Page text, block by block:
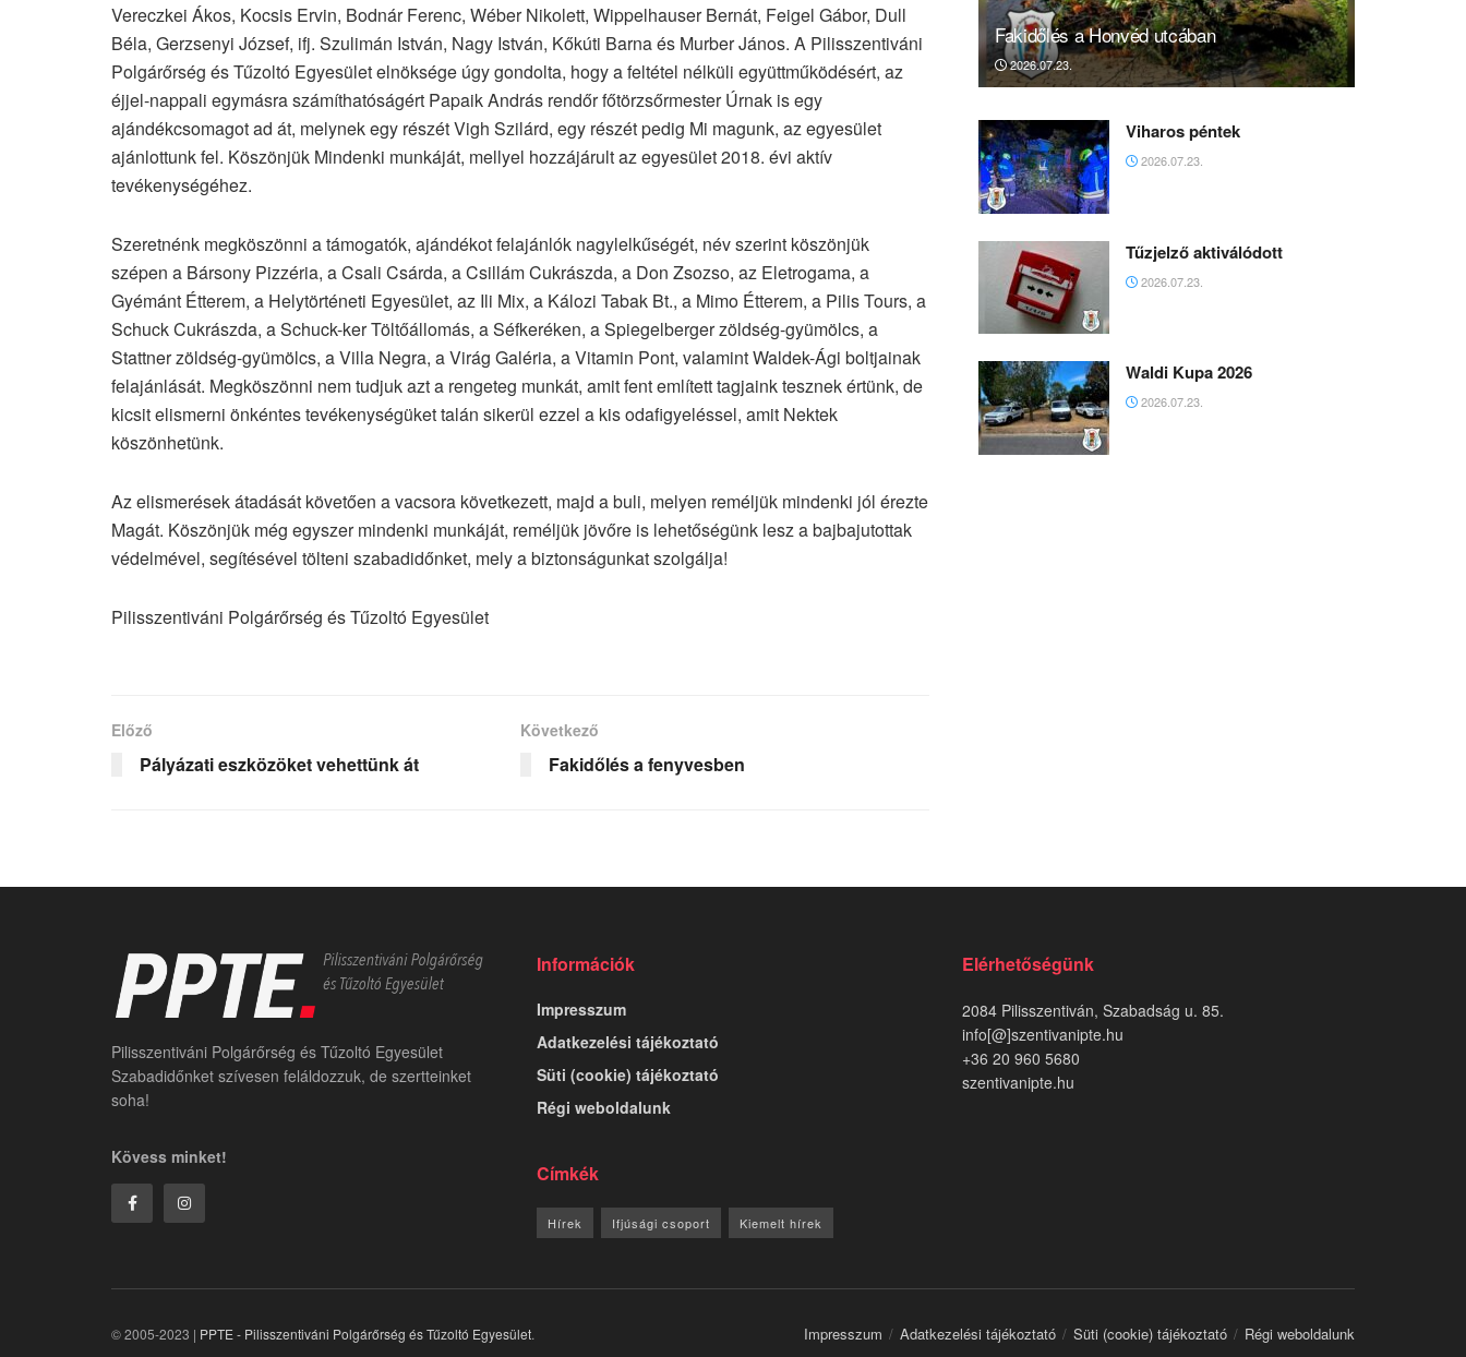
Vereczkei Ákos, Kocsis Ervin, Bodnár Ferenc, Wéber Nikolett, Wippelhauser Bernát, Feigel Gábor, Dull
Béla, Gerzsenyi József, ifj. Szulimán István, Nagy István, Kőkúti Barna és Murber János. A Pilisszentiváni
Polgárőrség és Tűzoltó Egyesület elnöksége úgy gondolta, hogy a feltétel nélküli együttműködésért, az
éjjel-nappali egymásra számíthatóságért Papaik András rendőr főtörzsőrmester Úrnak is egy
ajándékcsomagot ad át, melynek egy részét Vigh Szilárd, egy részét pedig Mi magunk, az egyesület
ajánlottunk fel. Köszönjük Mindenki munkáját, mellyel hozzájárult az egyesület 2018. évi aktív
tevékenységéhez.
Szeretnénk megköszönni a támogatók, ajándékot felajánlók nagylelkűségét, név szerint köszönjük
szépen a Bársony Pizzéria, a Csali Csárda, a Csillám Cukrászda, a Don Zsozso, az Eletrogama, a
Gyémánt Étterem, a Helytörténeti Egyesület, az Ili Mix, a Kálozi Tabak Bt., a Mimo Étterem, a Pilis Tours, a
Schuck Cukrászda, a Schuck-ker Töltőállomás, a Séfkeréken, a Spiegelberger zöldség-gyümölcs, a
Stattner zöldség-gyümölcs, a Villa Negra, a Virág Galéria, a Vitamin Pont, valamint Waldek-Ági boltjainak
felajánlását. Megköszönni nem tudjuk azt a rengeteg munkát, amit fent említett tagjaink tesznek értünk, de
kicsit elismerni önkéntes tevékenységüket talán sikerül ezzel a kis odafigyeléssel, amit Nektek
köszönhetünk.
Az elismerések átadását követően a vacsora következett, majd a buli, melyen reméljük mindenki jól érezte
Magát. Köszönjük még egyszer mindenki munkáját, reméljük jövőre is lehetőségünk lesz a bajbajutottak
védelmével, segítésével tölteni szabadidőnket, mely a biztonságunkat szolgálja!
Pilisszentiváni Polgárőrség és Tűzoltó Egyesület
Előző
Pályázati eszközöket vehettünk át
Következő
Fakidőlés a fenyvesben
Fakidőlés a Honvéd utcában
2026.07.23.
Viharos péntek
2026.07.23.
Tűzjelző aktiválódott
2026.07.23.
Waldi Kupa 2026
2026.07.23.
Pilisszentiváni Polgárőrség és Tűzoltó Egyesület
Szabadidőnket szívesen feláldozzuk, de szertteinket
soha!
Kövess minket!
Információk
Impresszum
Adatkezelési tájékoztató
Süti (cookie) tájékoztató
Régi weboldalunk
Címkék
Hírek Ifjúsági csoport Kiemelt hírek
Elérhetőségünk
2084 Pilisszentiván, Szabadság u. 85.
info[@]szentivanipte.hu
+36 20 960 5680
szentivanipte.hu
Impresszum Adatkezelési tájékoztató Süti (cookie) tájékoztató Régi weboldalunk
© 2005-2023 | PPTE - Pilisszentiváni Polgárőrség és Tűzoltó Egyesület.